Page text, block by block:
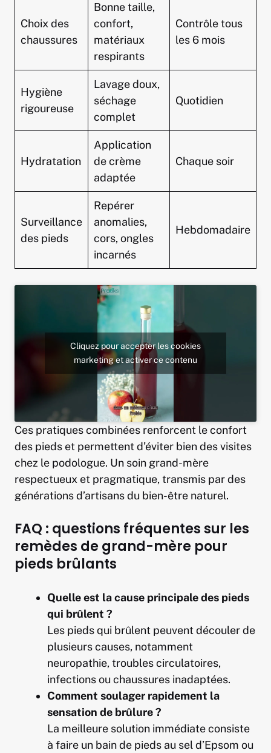
Choix des
chaussures
Bonne taille,
confort,
matériaux
respirants
Contrôle tous
les 6 mois
Hygiène
rigoureuse
Lavage doux,
séchage
complet
Quotidien
Hydratation
Application
de crème
adaptée
Chaque soir
Surveillance
des pieds
Repérer
anomalies,
cors, ongles
incarnés
Hebdomadaire
Cliquez pour accepter les cookies
marketing et activer ce contenu
Ces pratiques combinées renforcent le confort
des pieds et permettent d’éviter bien des visites
chez le podologue. Un soin grand-mère
respectueux et pragmatique, transmis par des
générations d’artisans du bien-être naturel.
FAQ : questions fréquentes sur les
remèdes de grand-mère pour
pieds brûlants
Quelle est la cause principale des pieds
qui brûlent ?
Les pieds qui brûlent peuvent découler de
plusieurs causes, notamment
neuropathie, troubles circulatoires,
infections ou chaussures inadaptées.
Comment soulager rapidement la
sensation de brûlure ?
La meilleure solution immédiate consiste
à faire un bain de pieds au sel d’Epsom ou